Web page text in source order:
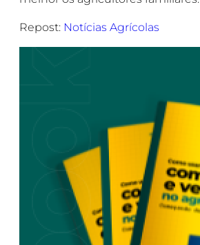
Repost: Notícias Agrícolas